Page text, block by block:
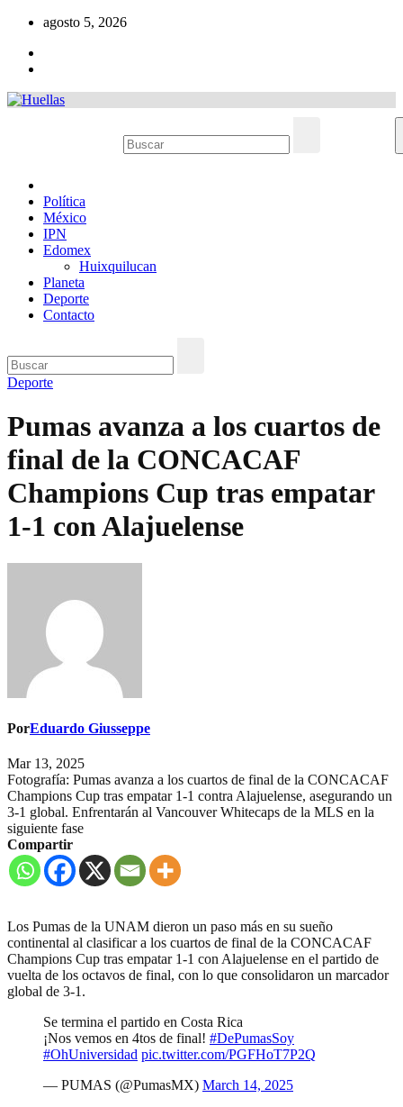
contenido
agosto 5, 2026
Política
México
IPN
Edomex
Huixquilucan
Planeta
Deporte
Contacto
Deporte
Pumas avanza a los cuartos de
final de la CONCACAF
Champions Cup tras empatar
1-1 con Alajuelense
PorEduardo Giusseppe
Mar 13, 2025
Fotografía: Pumas avanza a los cuartos de final de la CONCACAF
Champions Cup tras empatar 1-1 contra Alajuelense, asegurando un
3-1 global. Enfrentarán al Vancouver Whitecaps de la MLS en la
siguiente fase
Compartir
Los Pumas de la UNAM dieron un paso más en su sueño
continental al clasificar a los cuartos de final de la CONCACAF
Champions Cup tras empatar 1-1 con Alajuelense en el partido de
vuelta de los octavos de final, con lo que consolidaron un marcador
global de 3-1.
Se termina el partido en Costa Rica
¡Nos vemos en 4tos de final! #DePumasSoy
#OhUniversidad pic.twitter.com/PGFHoT7P2Q
— PUMAS (@PumasMX) March 14, 2025